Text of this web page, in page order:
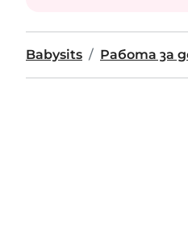
Babysits Работа за